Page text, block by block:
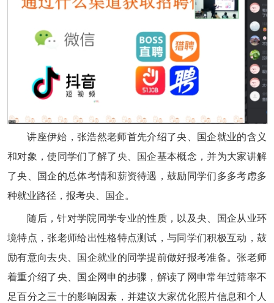
讲座伊始，张浩然老师首先介绍了央、国企就业的含义
和对象，使同学们了解了央、国企基本概念，并为大家讲解
了央、国企的总体考情和薪资待遇，鼓励同学们多多考虑多
种就业路径，报考央、国企。
随后，针对学院同学专业的性质，以及央、国企从业环
境特点，张老师给出性格特点测试，与同学们积极互动，鼓
励有意向去央、国企就业的同学提前做好报考准备。张老师
着重介绍了央、国企网申的步骤，解读了网申常年过筛率不
足百分之三十的影响因素，并建议大家优化照片信息和个人